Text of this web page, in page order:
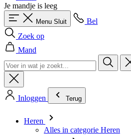
Je mandje is leeg
Menu Sluit
Bel
Zoek op
Mand
Inloggen Terug
Heren
Alles in categorie Heren